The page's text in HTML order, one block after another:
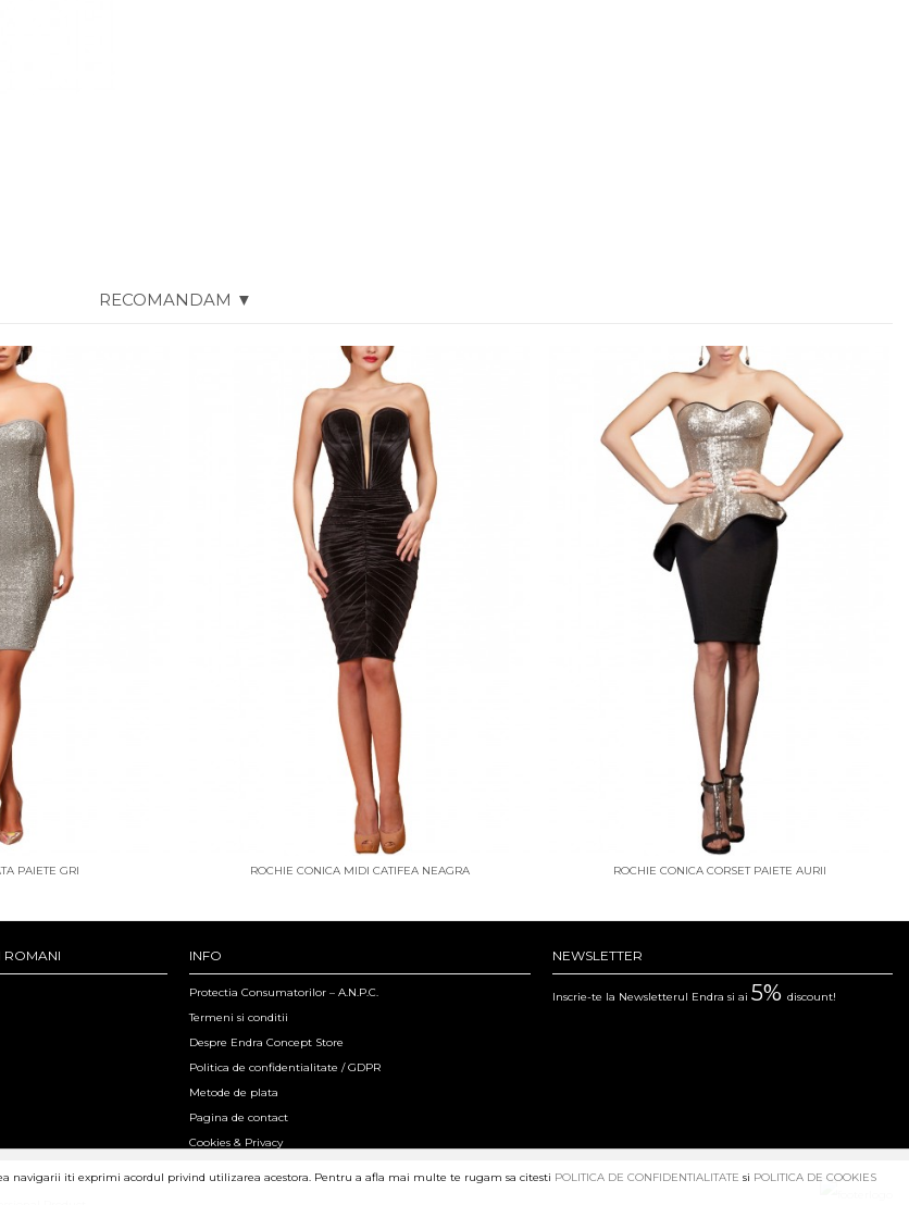
RECOMANDAM ▼
PAIETE GRI ROCHIE CONICA MIDI CATIFEA NEAGRA ROCHIE CONICA CORSET PAIETE AURII
ROMANI NEWSLETTER
Inscrie-te la Newsletterul Endra si ai 5% discount!
INFO
Protectia Consumatorilor – A.N.P.C.
Termeni si conditii
Despre Endra Concept Store
Politica de confidentialitate / GDPR
Metode de plata
Pagina de contact
Cookies & Privacy
navigarii iti exprimi acordul privind utilizarea acestora. Pentru a afla mai multe te rugam sa citesti POLITICA DE CONFIDENTIALITATE si POLITICA DE COOKIES